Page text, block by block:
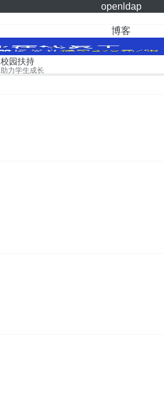
openldap
博客
校园扶持
助力学生成长